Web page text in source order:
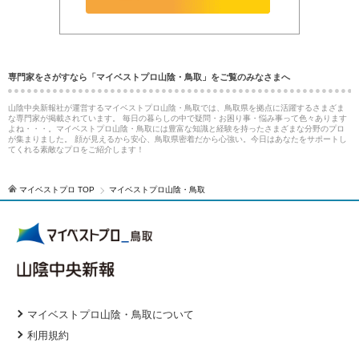
専門家をさがすなら「マイベストプロ山陰・鳥取」をご覧のみなさまへ
山陰中央新報社が運営するマイベストプロ山陰・鳥取では、鳥取県を拠点に活躍するさまざま
な専門家が掲載されています。 毎日の暮らしの中で疑問・お困り事・悩み事って色々あります
よね・・・。マイベストプロ山陰・鳥取には豊富な知識と経験を持ったさまざまな分野のプロ
が集まりました。 顔が見えるから安心、鳥取県密着だから心強い。今日はあなたをサポートし
てくれる素敵なプロをご紹介します！
マイベストプロ TOP マイベストプロ山陰・鳥取
マイベストプロ山陰・鳥取について
利用規約